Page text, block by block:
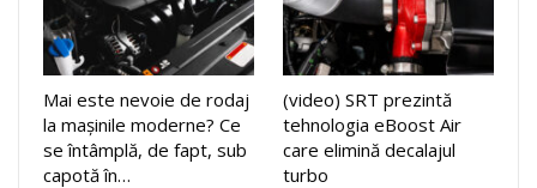
Mai este nevoie de rodaj
la mașinile moderne? Ce
se întâmplă, de fapt, sub
capotă în…
(video) SRT prezintă
tehnologia eBoost Air
care elimină decalajul
turbo